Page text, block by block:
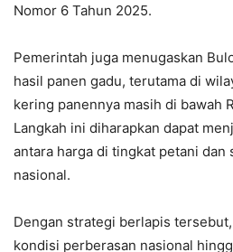
Nomor 6 Tahun 2025.
Pemerintah juga menugaskan
hasil panen gadu, terutama di
kering panennya masih di bawah
Langkah ini diharapkan dapat
antara harga di tingkat petani dan
nasional.
Dengan strategi berlapis
kondisi perberasan nasional